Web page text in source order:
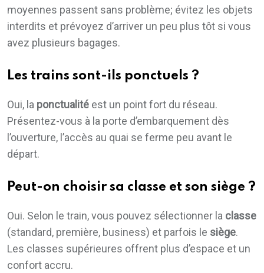
moyennes passent sans problème; évitez les objets
interdits et prévoyez d’arriver un peu plus tôt si vous
avez plusieurs bagages.
Les trains sont-ils ponctuels ?
Oui, la ponctualité est un point fort du réseau.
Présentez-vous à la porte d’embarquement dès
l’ouverture, l’accès au quai se ferme peu avant le
départ.
Peut-on choisir sa classe et son siège ?
Oui. Selon le train, vous pouvez sélectionner la classe
(standard, première, business) et parfois le siège.
Les classes supérieures offrent plus d’espace et un
confort accru.